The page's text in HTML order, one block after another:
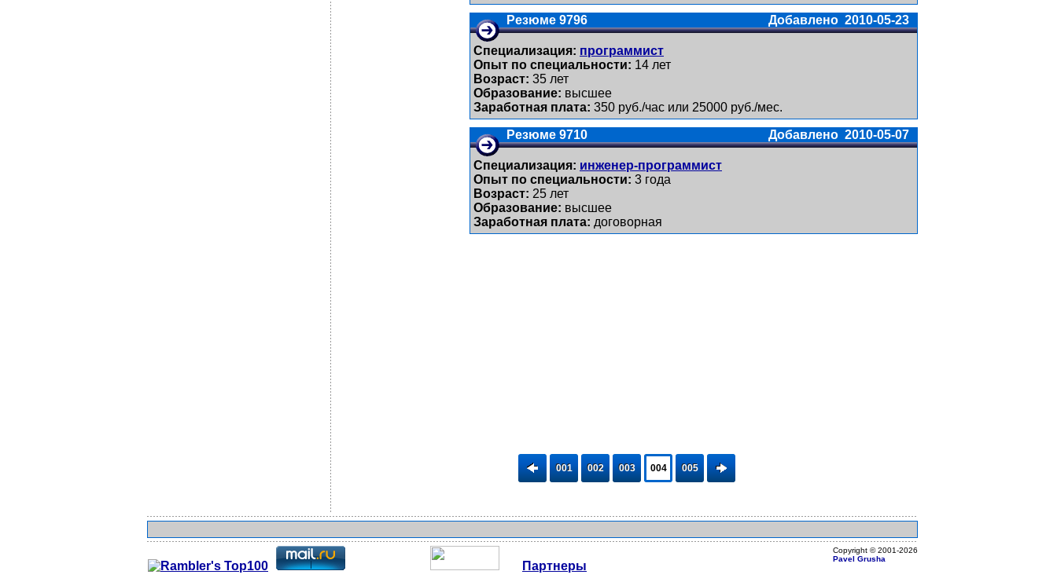
Резюме 9796 Добавлено 2010-05-23
Специализация: программист
Опыт по специальности: 14 лет
Возраст: 35 лет
Образование: высшее
Заработная плата: 350 руб./час или 25000 руб./мес.
Резюме 9710 Добавлено 2010-05-07
Специализация: инженер-программист
Опыт по специальности: 3 года
Возраст: 25 лет
Образование: высшее
Заработная плата: договорная
001 002 003 004 005
Партнеры
Copyright ©2001-2026
Pavel Grusha